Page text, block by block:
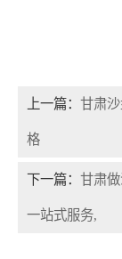
上一篇： 甘肃
格
下一篇： 甘肃
一站式服务,